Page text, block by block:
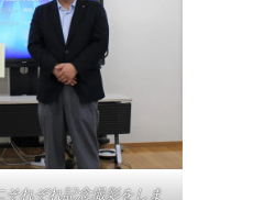
れぞれ記念撮影をしま